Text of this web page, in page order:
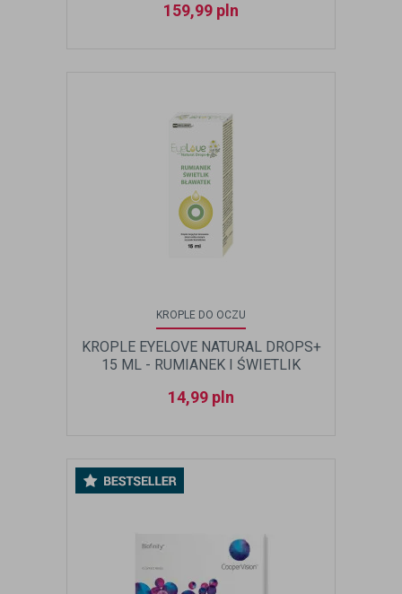
159,99 pln
KROPLE DO OCZU
KROPLE EYELOVE NATURAL DROPS+
15 ML - RUMIANEK I ŚWIETLIK
14,99 pln